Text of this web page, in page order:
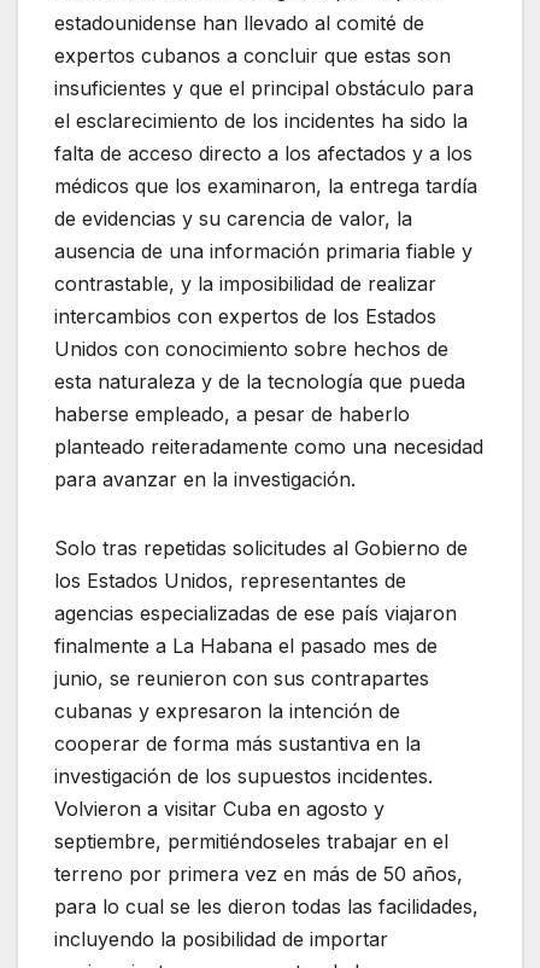
estadounidense han llevado al comité de
expertos cubanos a concluir que estas son
insuficientes y que el principal obstáculo para
el esclarecimiento de los incidentes ha sido la
falta de acceso directo a los afectados y a los
médicos que los examinaron, la entrega tardía
de evidencias y su carencia de valor, la
ausencia de una información primaria fiable y
contrastable, y la imposibilidad de realizar
intercambios con expertos de los Estados
Unidos con conocimiento sobre hechos de
esta naturaleza y de la tecnología que pueda
haberse empleado, a pesar de haberlo
planteado reiteradamente como una necesidad
para avanzar en la investigación.
Solo tras repetidas solicitudes al Gobierno de
los Estados Unidos, representantes de
agencias especializadas de ese país viajaron
finalmente a La Habana el pasado mes de
junio, se reunieron con sus contrapartes
cubanas y expresaron la intención de
cooperar de forma más sustantiva en la
investigación de los supuestos incidentes.
Volvieron a visitar Cuba en agosto y
septiembre, permitiéndoseles trabajar en el
terreno por primera vez en más de 50 años,
para lo cual se les dieron todas las facilidades,
incluyendo la posibilidad de importar